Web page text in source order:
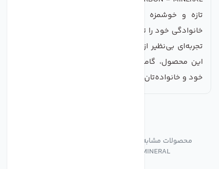
تازه و خوشمزه لذت ببرید، بلکه سلامتی و بهداشت
خانوادگی خود را تضمین کنید. فرصت را از دست ندهید و
تجربه‌ای بی‌نظیر از آب پاک و سالم داشته باشید. با خرید
این محصول، گامی مؤثر در جهت بهبود کیفیت زندگی
خود و خانواده‌تان بردارید.
CARBON - MINERAL مجموعه دو عددی